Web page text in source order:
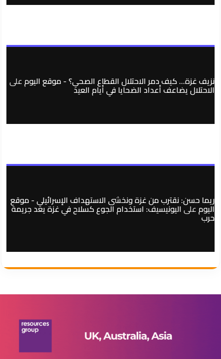
نزيف غزة… كيف دمر الاحتلال القطاع الصحي؟ - موقع اليومعلى
الاحتلال يضاعف أعداد الضحايا في أيام العيد
ريما حسن: نقترب من غزة ونخشى الاستهداف الإسرائيلي - موقع
اليومعلىاليونيسيف: استخدام الجوع كسلاح في غزة يعد جريمة
حرب